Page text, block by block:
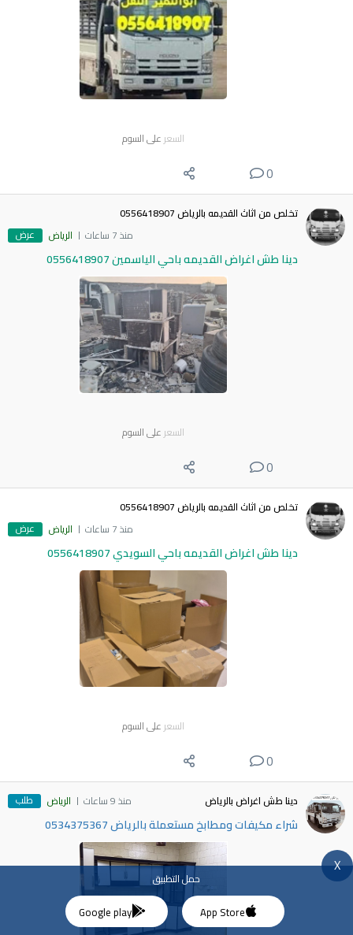
السعر على السوم
0
تخلص من اثاث القديمه بالرياض 0556418907
منذ 7 ساعات
الرياض عرض
دينا طش اغراض القديمه باحي الياسمين 0556418907
السعر على السوم
0
تخلص من اثاث القديمه بالرياض 0556418907
منذ 7 ساعات
الرياض عرض
دينا طش اغراض القديمه باحي السويدي 0556418907
السعر على السوم
0
دينا طش اغراض بالرياض منذ 9 ساعات الرياض طلب
شراء مكيفات ومطابخ مستعملة بالرياض 0534375367
X
حمل التطبيق
App Store
Google play